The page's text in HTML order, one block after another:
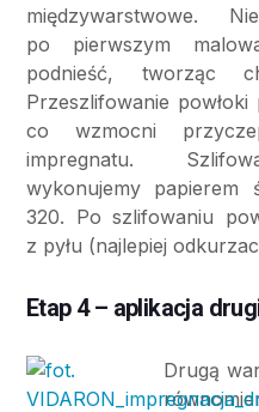
międzywarstwowe.
po pierwszym
podnieść, tworząc
Przeszlifowanie
co wzmocni
impregnatu.
wykonujemy papierem
320. Po szlifowaniu
z pyłu (najlepiej
Etap 4 – aplikacja
Drugą